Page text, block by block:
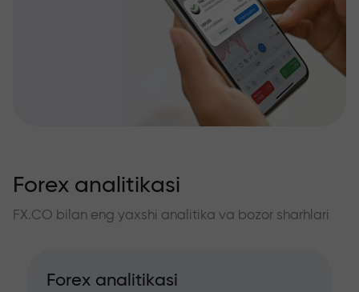
Forex analitikasi
FX.CO bilan eng yaxshi analitika va bozor sharhlari
Forex analitikasi